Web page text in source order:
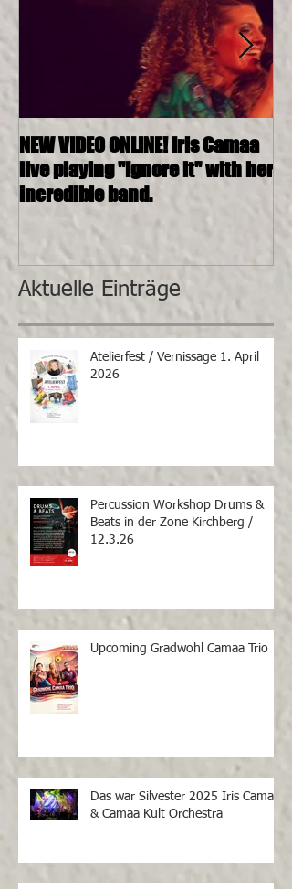
NEW VIDEO ONLINE! Iris Camaa
live playing "Ignore it" with her
incredible band.
Aktuelle Einträge
Atelierfest / Vernissage 1. April
2026
Percussion Workshop Drums &
Beats in der Zone Kirchberg /
12.3.26
Upcoming Gradwohl Camaa Trio
Das war Silvester 2025 Iris Camaa
& Camaa Kult Orchestra